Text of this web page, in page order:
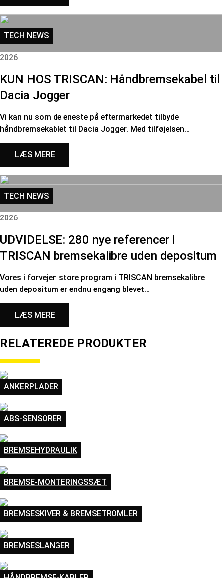
TECH NEWS
2026
KUN HOS TRISCAN: Håndbremsekabel til
Dacia Jogger
Vi kan nu som de eneste på eftermarkedet tilbyde
håndbremsekablet til Dacia Jogger. Med tilføjelsen…
LÆS MERE
TECH NEWS
2026
UDVIDELSE: 280 nye referencer i
TRISCAN bremsekalibre uden depositum
Vores i forvejen store program i TRISCAN bremsekalibre
uden depositum er endnu engang blevet…
LÆS MERE
RELATEREDE PRODUKTER
ANKERPLADER
ABS-SENSORER
BREMSEHYDRAULIK
BREMSE-MONTERINGSSÆT
BREMSESKIVER & BREMSETROMLER
BREMSESLANGER